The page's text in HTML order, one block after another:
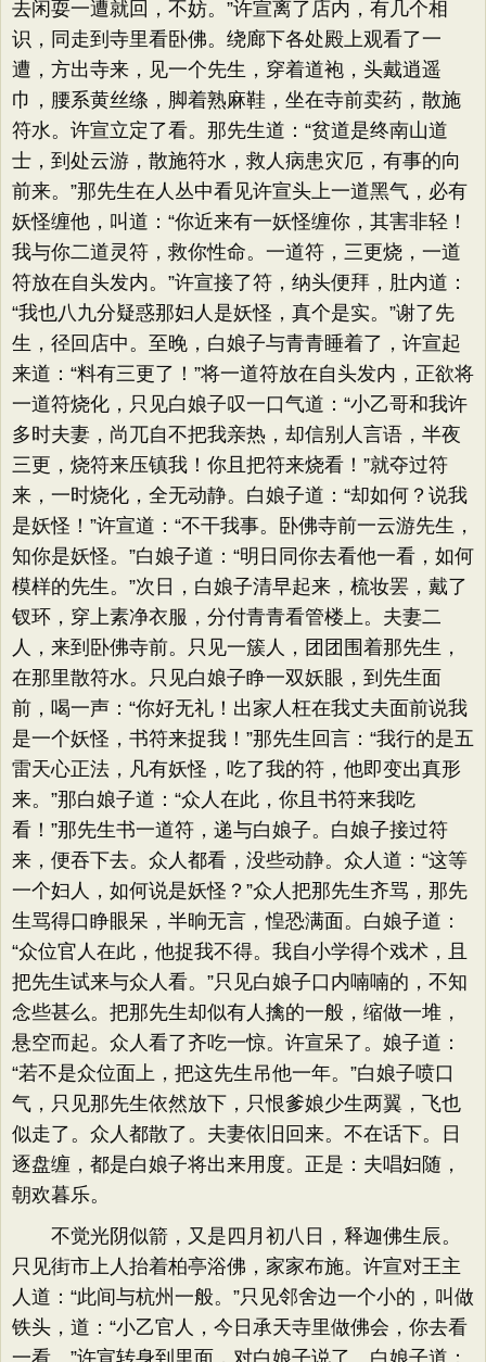
去闲耍一遭就回，不妨。​”许宣离了店内，有几个相
识，同走到寺里看卧佛。绕廊下各处殿上观看了一
遭，方出寺来，见一个先生，穿着道袍，头戴逍遥
巾，腰系黄丝绦，脚着熟麻鞋，坐在寺前卖药，散施
符水。许宣立定了看。那先生道：​“贫道是终南山道
士，到处云游，散施符水，救人病患灾厄，有事的向
前来。​”那先生在人丛中看见许宣头上一道黑气，必有
妖怪缠他，叫道：​“你近来有一妖怪缠你，其害非轻！
我与你二道灵符，救你性命。一道符，三更烧，一道
符放在自头发内。​”许宣接了符，纳头便拜，肚内道：​
“我也八九分疑惑那妇人是妖怪，真个是实。​”谢了先
生，径回店中。至晚，白娘子与青青睡着了，许宣起
来道：​“料有三更了！”将一道符放在自头发内，正欲将
一道符烧化，只见白娘子叹一口气道：​“小乙哥和我许
多时夫妻，尚兀自不把我亲热，却信别人言语，半夜
三更，烧符来压镇我！你且把符来烧看！”就夺过符
来，一时烧化，全无动静。白娘子道：​“却如何？说我
是妖怪！”许宣道：​“不干我事。卧佛寺前一云游先生，
知你是妖怪。​”白娘子道：​“明日同你去看他一看，如何
模样的先生。​”次日，白娘子清早起来，梳妆罢，戴了
钗环，穿上素净衣服，分付青青看管楼上。夫妻二
人，来到卧佛寺前。只见一簇人，团团围着那先生，
在那里散符水。只见白娘子睁一双妖眼，到先生面
前，喝一声：​“你好无礼！出家人枉在我丈夫面前说我
是一个妖怪，书符来捉我！”那先生回言：​“我行的是五
雷天心正法，凡有妖怪，吃了我的符，他即变出真形
来。​”那白娘子道：​“众人在此，你且书符来我吃
看！”那先生书一道符，递与白娘子。白娘子接过符
来，便吞下去。众人都看，没些动静。众人道：​“这等
一个妇人，如何说是妖怪？​”众人把那先生齐骂，那先
生骂得口睁眼呆，半晌无言，惶恐满面。白娘子道：​
“众位官人在此，他捉我不得。我自小学得个戏术，且
把先生试来与众人看。​”只见白娘子口内喃喃的，不知
念些甚么。把那先生却似有人擒的一般，缩做一堆，
悬空而起。众人看了齐吃一惊。许宣呆了。娘子道：​
“若不是众位面上，把这先生吊他一年。​”白娘子喷口
气，只见那先生依然放下，只恨爹娘少生两翼，飞也
似走了。众人都散了。夫妻依旧回来。不在话下。日
逐盘缠，都是白娘子将出来用度。正是：夫唱妇随，
朝欢暮乐。
不觉光阴似箭，又是四月初八日，释迦佛生辰。
只见街市上人抬着柏亭浴佛，家家布施。许宣对王主
人道：​“此间与杭州一般。​”只见邻舍边一个小的，叫做
铁头，道：​“小乙官人，今日承天寺里做佛会，你去看
一看。​”许宣转身到里面，对白娘子说了。白娘子道：​